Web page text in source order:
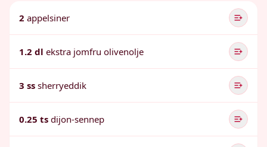
2 appelsiner
1.2 dl ekstra jomfru olivenolje
3 ss sherryeddik
0.25 ts dijon-sennep